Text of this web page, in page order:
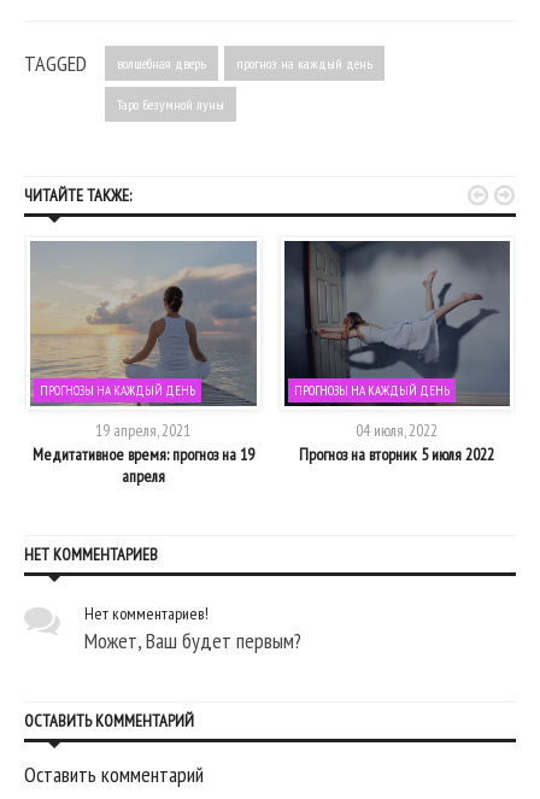
TAGGED волшебная дверь прогноз на каждый день
Таро Безумной луны
ЧИТАЙТЕ ТАКЖЕ:
ПРОГНОЗЫ НА КАЖДЫЙ ДЕНЬ
19 апреля, 2021
Медитативное время: прогноз на 19
апреля
ПРОГНОЗЫ НА КАЖДЫЙ ДЕНЬ
04 июля, 2022
Прогноз на вторник 5 июля 2022
 
НЕТ КОММЕНТАРИЕВ
Нет комментариев!
Может, Ваш будет первым?
ОСТАВИТЬ КОММЕНТАРИЙ
Оставить комментарий